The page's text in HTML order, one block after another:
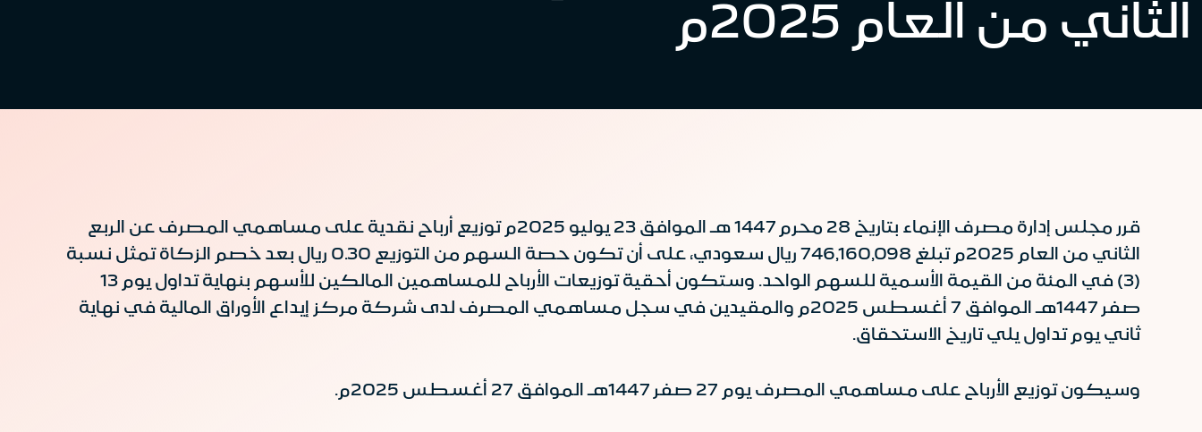
الثاني من العام 2025م
قرر مجلس إدارة مصرف الإنماء بتاريخ 28 محرم 1447 هـ الموافق 23 يوليو 2025م توزيع أرباح نقدية على مساهمي المصرف عن الربع
الثاني من العام 2025م تبلغ 746,160,098 ريال سعودي، على أن تكون حصة السهم من التوزيع 0.30 ريال بعد خصم الزكاة تمثل نسبة
(3) في المئة من القيمة الأسمية للسهم الواحد. وستكون أحقية توزيعات الأرباح للمساهمين المالكين للأسهم بنهاية تداول يوم 13
صفر 1447هـ الموافق 7 أغسطس 2025م والمقيدين في سجل مساهمي المصرف لدى شركة مركز إيداع الأوراق المالية في نهاية
ثاني يوم تداول يلي تاريخ الاستحقاق.
وسيكون توزيع الأرباح على مساهمي المصرف يوم 27 صفر 1447هـ الموافق 27 أغسطس 2025م.